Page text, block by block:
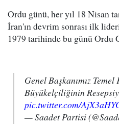
Ordu günü, her yıl 18 Nisan
İran'ın devrim sonrası ilk
1979 tarihinde bu günü Ordu
Genel Başkanımız
Büyükelçiliğinin
pic.twitter.com/
— Saadet Partisi